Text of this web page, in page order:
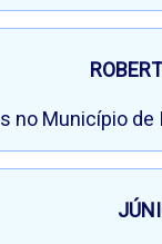
Município